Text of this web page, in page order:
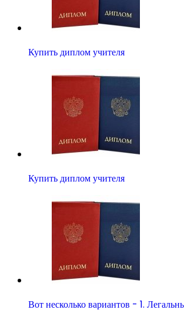
Купить диплом учителя
Купить диплом учителя
Вот несколько вариантов - 1.